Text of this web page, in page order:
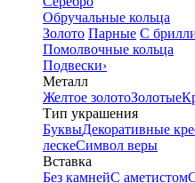
Обручальные кольца
Золото Парные С
Помолвочные кольца
Подвески›
Металл
Желтое золотоЗолотые
Тип украшения
БуквыДекоративные
лескеСимвол веры
Вставка
Без камнейС аметистом